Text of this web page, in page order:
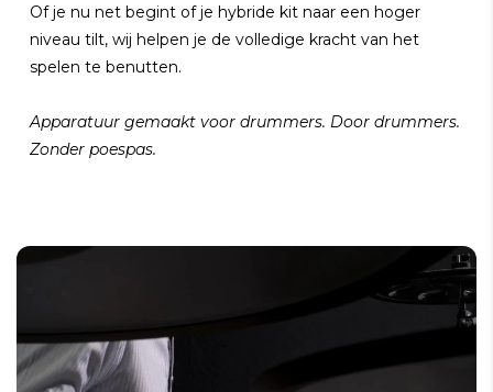
Of je nu net begint of je hybride kit naar een hoger
niveau tilt, wij helpen je de volledige kracht van het
spelen te benutten.
Apparatuur gemaakt voor drummers. Door drummers.
Zonder poespas.